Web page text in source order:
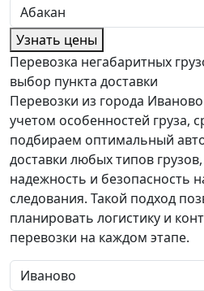
Узнать цены
Перевозка негабаритных
выбор пункта доставки
Перевозки из города
учетом особенностей груза,
подбираем оптимальный
доставки любых типов
надежность и безопасность
следования. Такой подход
планировать логистику и
перевозки на каждом этапе.